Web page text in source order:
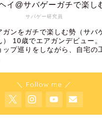
サバゲー研究員
イ@サバゲーガチで楽し
ガンをガチで楽しむ勢（サバ
） 10歳でエアガンデビュー
ップ巡りをしながら、自宅の
＼ Follow me ／